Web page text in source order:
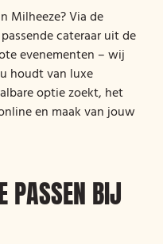
Milheeze? Via de
cateraar uit de
evenementen – wij
houdt van luxe
optie zoekt, het
en maak van jouw
PASSEN BIJ